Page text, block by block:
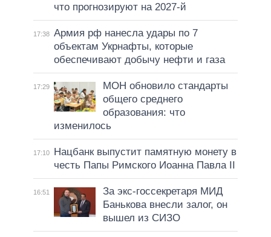
что прогнозируют на 2027-й
17:38 Армия рф нанесла удары по 7
объектам Укрнафты, которые
обеспечивают добычу нефти и газа
17:29
МОН обновило стандарты
общего среднего
образования: что
изменилось
17:10
Нацбанк выпустит памятную монету в
честь Папы Римского Иоанна Павла II
16:51
За экс-госсекретаря МИД
Банькова внесли залог, он
вышел из СИЗО